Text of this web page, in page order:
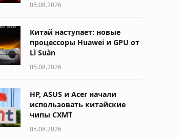
05.08.2026
Китай наступает: новые
процессоры Huawei и GPU от
Lì Suàn
05.08.2026
HP, ASUS и Acer начали
использовать китайские
чипы CXMT
05.08.2026